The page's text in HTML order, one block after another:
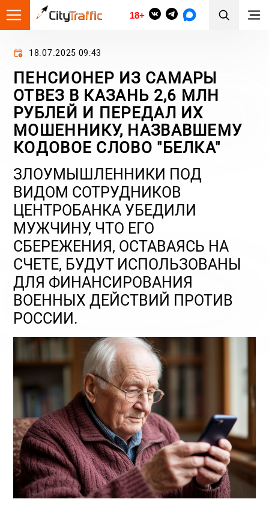
18+
18.07.2025 09:43
ПЕНСИОНЕР ИЗ САМАРЫ
ОТВЕЗ В КАЗАНЬ 2,6 МЛН
РУБЛЕЙ И ПЕРЕДАЛ ИХ
МОШЕННИКУ, НАЗВАВШЕМУ
КОДОВОЕ СЛОВО "БЕЛКА"
ЗЛОУМЫШЛЕННИКИ ПОД
ВИДОМ СОТРУДНИКОВ
ЦЕНТРОБАНКА УБЕДИЛИ
МУЖЧИНУ, ЧТО ЕГО
СБЕРЕЖЕНИЯ, ОСТАВАЯСЬ НА
СЧЕТЕ, БУДУТ ИСПОЛЬЗОВАНЫ
ДЛЯ ФИНАНСИРОВАНИЯ
ВОЕННЫХ ДЕЙСТВИЙ ПРОТИВ
РОССИИ.